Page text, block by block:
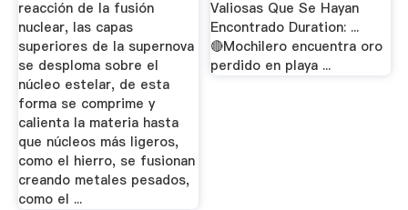
reacción de la fusión
nuclear, las capas
superiores de la supernova
se desploma sobre el
núcleo estelar, de esta
forma se comprime y
calienta la materia hasta
que núcleos más ligeros,
como el hierro, se fusionan
creando metales pesados,
como el ...
Valiosas Que Se Hayan
Encontrado Duration: ...
🔴Mochilero encuentra oro
perdido en playa ...